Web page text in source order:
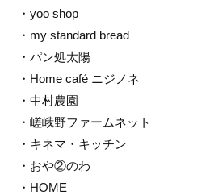
・yoo shop
・my standard bread
・パン処太陽
・Home café ニジノネ
・中村農園
・嵯峨野ファームネット
・キネマ・キッチン
・おや②のわ
・HOME